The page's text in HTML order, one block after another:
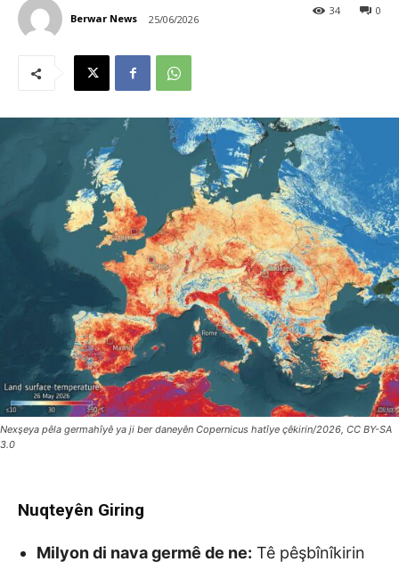
Berwar News 25/06/2026
0
34
Nexşeya pêla germahîyê ya ji ber daneyên Copernicus hatîye çêkirin/2026, CC BY-SA
3.0
Nuqteyên Giring
Milyon di nava germê de ne: Tê pêşbînîkirin